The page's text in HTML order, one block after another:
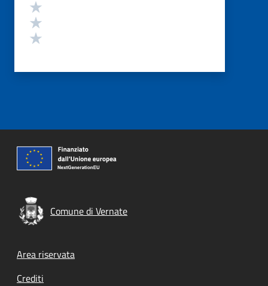
Comune di Vernate
Footer menu
Area riservata
Crediti